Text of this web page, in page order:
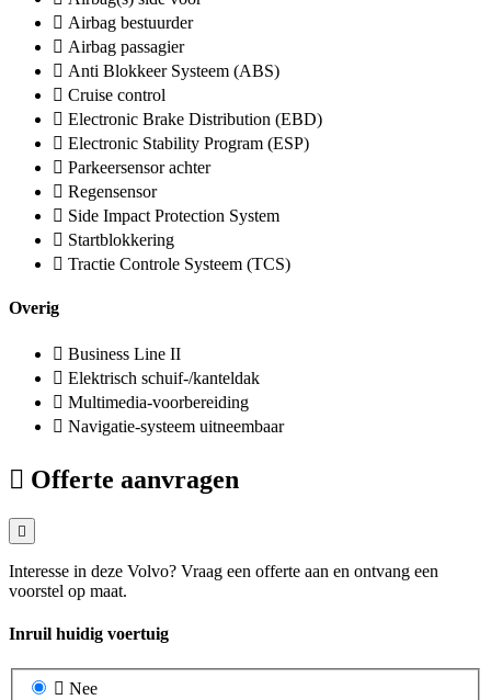
Airbag bestuurder
Airbag passagier
Anti Blokkeer Systeem (ABS)
Cruise control
Electronic Brake Distribution (EBD)
Electronic Stability Program (ESP)
Parkeersensor achter
Regensensor
Side Impact Protection System
Startblokkering
Tractie Controle Systeem (TCS)
Overig
Business Line II
Elektrisch schuif-/kanteldak
Multimedia-voorbereiding
Navigatie-systeem uitneembaar
Offerte aanvragen
Interesse in deze Volvo? Vraag een offerte aan en ontvang een
voorstel op maat.
Inruil huidig voertuig
Nee